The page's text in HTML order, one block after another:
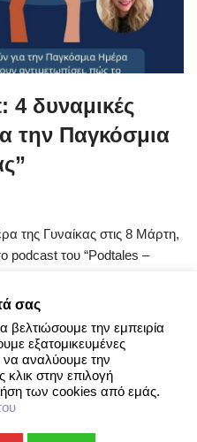
4 δυναμικές
την Παγκόσμια
της Γυναίκας στις 8 Μάρτη,
podcast του “Podtales –
σας
βελτιώσουμε την εμπειρία
εξατομικευμένες
να αναλύουμε την
κλικ στην επιλογή
των cookies από εμάς.